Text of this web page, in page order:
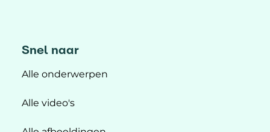
Snel naar
Alle onderwerpen
Alle video's